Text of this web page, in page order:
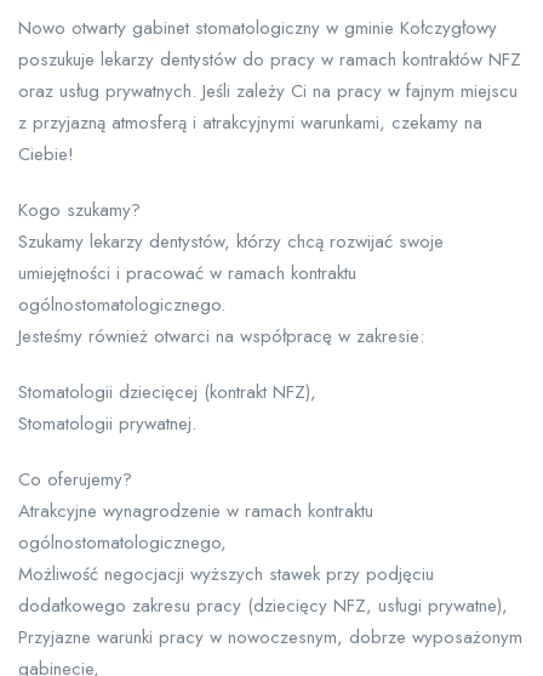
Nowo otwarty gabinet stomatologiczny w gminie Kołczygłowy
poszukuje lekarzy dentystów do pracy w ramach kontraktów NFZ
oraz usług prywatnych. Jeśli zależy Ci na pracy w fajnym miejscu
z przyjazną atmosferą i atrakcyjnymi warunkami, czekamy na
Ciebie!
Kogo szukamy?
Szukamy lekarzy dentystów, którzy chcą rozwijać swoje
umiejętności i pracować w ramach kontraktu
ogólnostomatologicznego.
Jesteśmy również otwarci na współpracę w zakresie:
Stomatologii dziecięcej (kontrakt NFZ),
Stomatologii prywatnej.
Co oferujemy?
Atrakcyjne wynagrodzenie w ramach kontraktu
ogólnostomatologicznego,
Możliwość negocjacji wyższych stawek przy podjęciu
dodatkowego zakresu pracy (dziecięcy NFZ, usługi prywatne),
Przyjazne warunki pracy w nowoczesnym, dobrze wyposażonym
gabinecie,